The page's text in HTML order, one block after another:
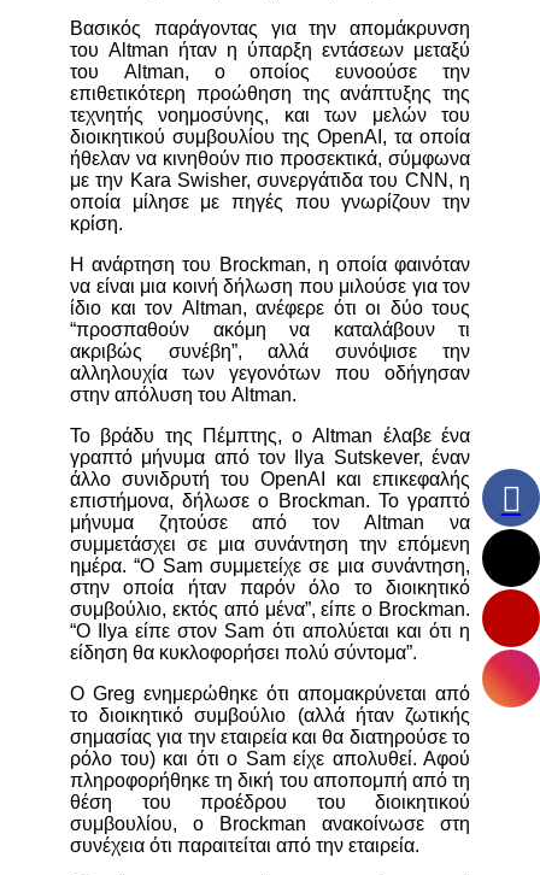
Βασικός παράγοντας για την απομάκρυνση
του Altman ήταν η ύπαρξη εντάσεων μεταξύ
του Altman, ο οποίος ευνοούσε την
επιθετικότερη προώθηση της ανάπτυξης της
τεχνητής νοημοσύνης, και των μελών του
διοικητικού συμβουλίου της OpenAI, τα οποία
ήθελαν να κινηθούν πιο προσεκτικά, σύμφωνα
με την Kara Swisher, συνεργάτιδα του CNN, η
οποία μίλησε με πηγές που γνωρίζουν την
κρίση.
Η ανάρτηση του Brockman, η οποία φαινόταν
να είναι μια κοινή δήλωση που μιλούσε για τον
ίδιο και τον Altman, ανέφερε ότι οι δύο τους
“προσπαθούν ακόμη να καταλάβουν τι
ακριβώς συνέβη”, αλλά συνόψισε την
αλληλουχία των γεγονότων που οδήγησαν
στην απόλυση του Altman.
Το βράδυ της Πέμπτης, ο Altman έλαβε ένα
γραπτό μήνυμα από τον Ilya Sutskever, έναν
άλλο συνιδρυτή του OpenAI και επικεφαλής
επιστήμονα, δήλωσε ο Brockman. Το γραπτό
μήνυμα ζητούσε από τον Altman να
συμμετάσχει σε μια συνάντηση την επόμενη
ημέρα.“Ο Sam συμμετείχε σε μια συνάντηση,
στην οποία ήταν παρόν όλο το διοικητικό
συμβούλιο, εκτός από μένα”, είπε ο Brockman.
“Ο Ilya είπε στον Sam ότι απολύεται και ότι η
είδηση θα κυκλοφορήσει πολύ σύντομα”.
Ο Greg ενημερώθηκε ότι απομακρύνεται από
το διοικητικό συμβούλιο (αλλά ήταν ζωτικής
σημασίας για την εταιρεία και θα διατηρούσε το
ρόλο του) και ότι ο Sam είχε απολυθεί. Αφού
πληροφορήθηκε τη δική του αποπομπή από τη
θέση του προέδρου του διοικητικού
συμβουλίου, ο Brockman ανακοίνωσε στη
συνέχεια ότι παραιτείται από την εταιρεία.